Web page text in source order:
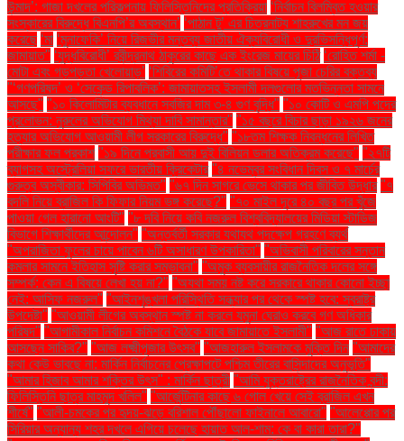
উন্মাদ’: গাজা দখলের পরিকল্পনায় ফিলিস্তিনিদের প্রতিক্রিয়া ‘নির্বাচন বিলম্বিত হওয়ার
সংস্কারের বিরুদ্ধে বিএনপি’র অবস্থান’ ‘পাঠান টু’ এর চিত্রনাট্য শাহরুখের মন জয়
করেছে ‘মা ‘মুনাফেকি’ নিয়ে রিজভীর মন্তব্য জাতীয় ঐক্যবিরোধী ও দুরভিসন্ধিপূর্ণ:
জামায়াত" ‘যুদ্ধবিরোধী’ রবীন্দ্রনাথ ঠাকুরের কাছে এক ইংরেজ মায়ের চিঠি ‘রোহিত শর্মা -
মোটা এবং গড়পড়তা খেলোয়াড়’ ‘শিবিরের কমিটি’তে থাকার বিষয়ে পূজা চেরির বক্তব্য
"‘গণপরিষদ’ ও ‘সেকেন্ড রিপাবলিক’: জামায়াতসহ ইসলামী দলগুলোর মতভিন্নতা সামনে
আসছে" "১০ কিলোমিটার ব্যবধানে সবজির দাম ৩-৪ গুণ বৃদ্ধি" "১০ কোটি ও এমপি পদের
প্রলোভন: নুরুলের অভিযোগ মিথ্যা দাবি সামান্তার" "১৫ বছরে বিচার ছাড়া ১৯২৬ জনের
হত্যার অভিযোগ আওয়ামী লীগ সরকারের বিরুদ্ধে" "১৮তম শিক্ষক নিবন্ধনের লিখিত
পরীক্ষার ফল প্রকাশ "১৯ দিনে প্রবাসী আয় দুই বিলিয়ন ডলার অতিক্রম করেছে" "২৭টি
ব্যাগসহ অস্ট্রেলিয়া সফরে ভারতীয় ক্রিকেটার "৪ নভেম্বর সংবিধান দিবস ও ৭ মার্চের
গুরুত্ব অস্বীকার: সিপিবির অভিমত" "৬৭ দিন সাগরে ভেসে থাকার পর জীবিত উদ্ধার "৭
বদলি নিয়ে ব্রাজিল কি ফিফার নিয়ম ভঙ্গ করেছে?" "৭০ মাইল দূরে ৪০ বছর পর খুঁজে
পাওয়া গেল হারানো আংটি" "৮ দবি নিয়ে কবি নজরুল বিশ্ববিদ্যালয়ের মিডিয়া স্টাডিজ
বিভাগে শিক্ষার্থীদের আন্দোলন" "অন্তর্বর্তী সরকার যথাযথ পদক্ষেপ গ্রহণে ব্যর্থ
"অপরাজিতা ফুলের চায়ে পাবেন ৬টি অসাধারণ উপকারিতা" "অভিবাসী পরিবারের সন্তান
কমলার সামনে ইতিহাস সৃষ্টি করার সম্ভাবনা" "অমুক ব্যবসায়ীর রাজনৈতিক দলের সঙ্গে
সম্পর্ক: কেন এ বিষয়ে লেখা হয় না?" "অযথা সময় নষ্ট করে সরকারে থাকার কোনো ইচ্ছা
নেই: আসিফ নজরুল" "আইনশৃঙ্খলা পরিস্থিতি সন্ধ্যার পর থেকে স্পষ্ট হবে: স্বরাষ্ট্র
উপদেষ্টা" "আওয়ামী লীগের অবস্থান স্পষ্ট না করলে যমুনা ঘেরাও করবে গণ অধিকার
পরিষদ" "আগামীকাল নির্বাচন কমিশনে বৈঠকে যাবে জামায়াতে ইসলামী" "আজ রাতে ঢাকায়
আসছেন সাকিব?" "আজ লক্ষ্মীপূজার উৎসব" "আজহারুল ইসলামকে মুক্তি দিন "আমাদের
কথা কেউ ভাবছে না: মার্কিন নির্বাচনের প্রেক্ষাপটে পশ্চিম তীরের বাসিন্দাদের অনুভূতি"
"আমার হিজাব আমার শক্তির উৎস" : মার্কিন ছাত্রী "আমি যুক্তরাষ্ট্রের রাজনৈতিক বন্দী:
ফিলিস্তিনি ছাত্র মাহমুদ খলিল" "আর্জেন্টিনার কাছে ৬ গোল খেয়ে সেই ব্রাজিল এখন
শীর্ষে" "আলী-চমকের পর হৃদয়-ঝড়ে বরিশাল পৌঁছালো ফাইনালে আবারো" "আলেপ্পোর পর
সিরিয়ার অন্যান্য শহর দখলে এগিয়ে চলেছে হায়াত আল-শাম: কে বা কারা তারা?"